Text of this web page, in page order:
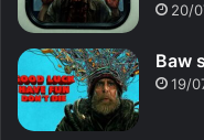
20/
Baw
19/